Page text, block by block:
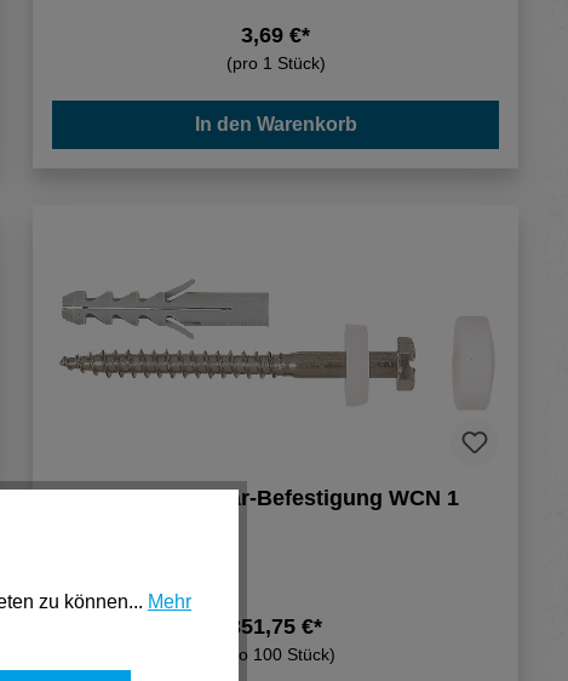
3,69 €*
(pro 1 Stück)
In den Warenkorb
Fischer Sanitär-Befestigung WCN 1
351,75 €*
(pro 100 Stück)
zu können... Mehr